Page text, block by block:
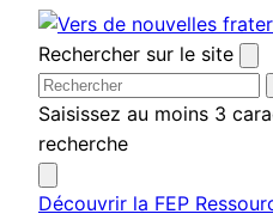
Aller
au
contenu
Rechercher sur le site
Saisissez au moins 3
recherche
Découvrir la FEP